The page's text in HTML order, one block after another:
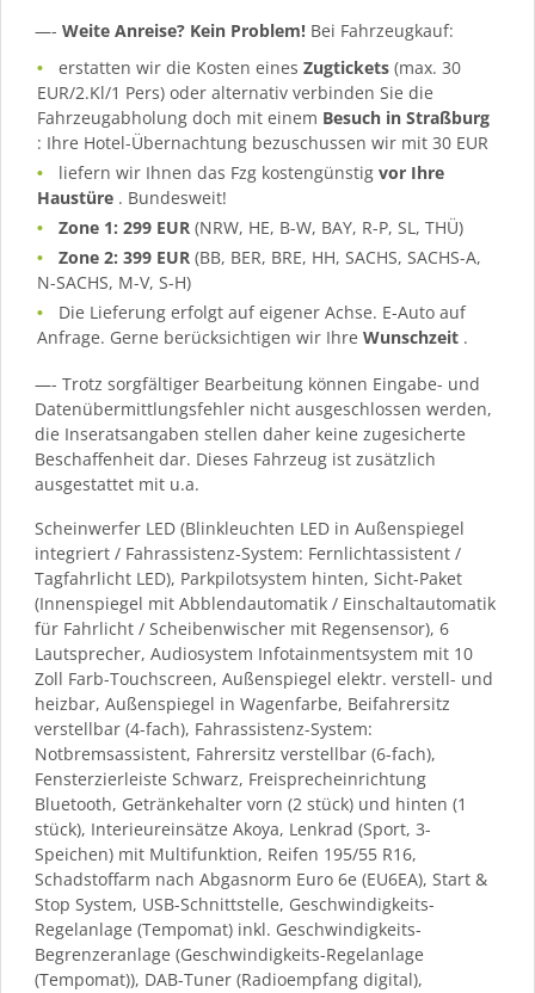
—- Weite Anreise? Kein Problem! Bei Fahrzeugkauf:
erstatten wir die Kosten einesZugtickets(max. 30
EUR/2.Kl/1 Pers) oder alternativ verbinden Sie die
Fahrzeugabholung doch mit einem Besuch in Straßburg
: Ihre Hotel-Übernachtung bezuschussen wir mit 30 EUR
liefern wir Ihnen das Fzg kostengünstigvor Ihre
Haustüre . Bundesweit!
Zone 1: 299 EUR (NRW, HE, B-W, BAY, R-P, SL, THÜ)
Zone 2: 399 EUR (BB, BER, BRE, HH, SACHS, SACHS-A,
N-SACHS, M-V, S-H)
Die Lieferung erfolgt auf eigener Achse. E-Auto auf
Anfrage. Gerne berücksichtigen wir Ihre Wunschzeit .
—- Trotz sorgfältiger Bearbeitung können Eingabe- und
Datenübermittlungsfehler nicht ausgeschlossen werden,
die Inseratsangaben stellen daher keine zugesicherte
Beschaffenheit dar. Dieses Fahrzeug ist zusätzlich
ausgestattet mit u.a.
Scheinwerfer LED (Blinkleuchten LED in Außenspiegel
integriert / Fahrassistenz-System: Fernlichtassistent /
Tagfahrlicht LED), Parkpilotsystem hinten, Sicht-Paket
(Innenspiegel mit Abblendautomatik / Einschaltautomatik
für Fahrlicht / Scheibenwischer mit Regensensor), 6
Lautsprecher, Audiosystem Infotainmentsystem mit 10
Zoll Farb-Touchscreen, Außenspiegel elektr. verstell- und
heizbar, Außenspiegel in Wagenfarbe, Beifahrersitz
verstellbar (4-fach), Fahrassistenz-System:
Notbremsassistent, Fahrersitz verstellbar (6-fach),
Fensterzierleiste Schwarz, Freisprecheinrichtung
Bluetooth, Getränkehalter vorn (2 stück) und hinten (1
stück), Interieureinsätze Akoya, Lenkrad (Sport, 3-
Speichen) mit Multifunktion, Reifen 195/55 R16,
Schadstoffarm nach Abgasnorm Euro 6e (EU6EA), Start &
Stop System, USB-Schnittstelle, Geschwindigkeits-
Regelanlage (Tempomat) inkl. Geschwindigkeits-
Begrenzeranlage (Geschwindigkeits-Regelanlage
(Tempomat)), DAB-Tuner (Radioempfang digital),